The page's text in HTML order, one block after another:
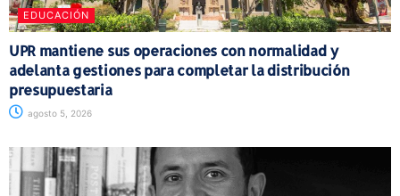
EDUCACIÓN
UPR mantiene sus operaciones con normalidad y
adelanta gestiones para completar la distribución
presupuestaria
agosto 5, 2026